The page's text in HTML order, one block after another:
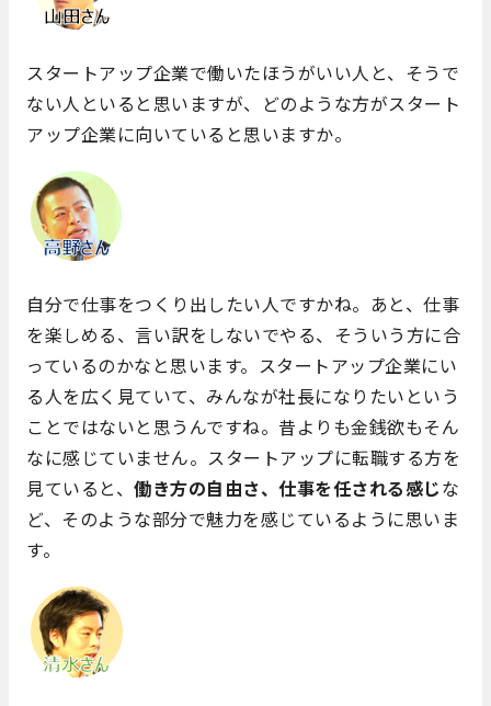
スタートアップ企業で働いたほうがいい人と、そうで
ない人といると思いますが、どのような方がスタート
アップ企業に向いていると思いますか。
自分で仕事をつくり出したい人ですかね。あと、仕事
を楽しめる、言い訳をしないでやる、そういう方に合
っているのかなと思います。スタートアップ企業にい
る人を広く見ていて、みんなが社長になりたいという
ことではないと思うんですね。昔よりも金銭欲もそん
なに感じていません。スタートアップに転職する方を
見ていると、 働き方の自由さ、仕事を任される感じな
ど、そのような部分で魅力を感じているように思いま
す。